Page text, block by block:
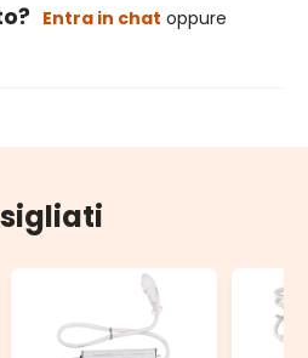
Entra in chat oppure